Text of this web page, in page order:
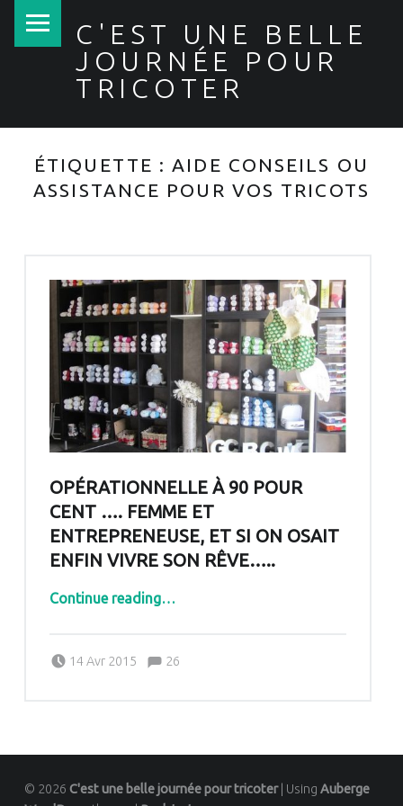
C'EST UNE BELLE
JOURNÉE POUR
TRICOTER
ÉTIQUETTE : AIDE CONSEILS OU
ASSISTANCE POUR VOS TRICOTS
OPÉRATIONNELLE À 90 POUR
CENT …. FEMME ET
ENTREPRENEUSE, ET SI ON OSAIT
ENFIN VIVRE SON RÊVE…..
Continue reading“Opérationnelle à 90 pour cent …. femme et entrepreneuse, et si on osait enfin vivre son rêve…..”
…
14 Avr 2015
Pascale G&-BdC-WKF
Comments:26
© 2026 C'est une belle journée pour tricoter Using Auberge